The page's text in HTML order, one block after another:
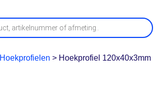
Hoekprofielen > Hoekprofiel 120x40x3mm